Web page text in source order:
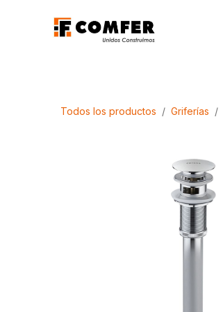
Todos los productos Griferías